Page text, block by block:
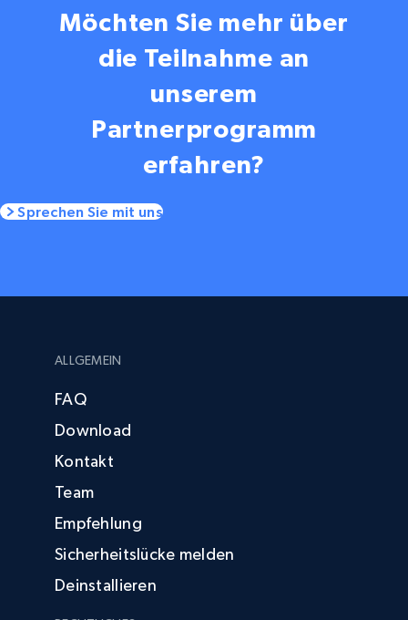
Möchten Sie mehr über
die Teilnahme an
unserem
Partnerprogramm
erfahren?
Sprechen Sie mit uns
ALLGEMEIN
FAQ
Download
Kontakt
Team
Empfehlung
Sicherheitslücke melden
Deinstallieren